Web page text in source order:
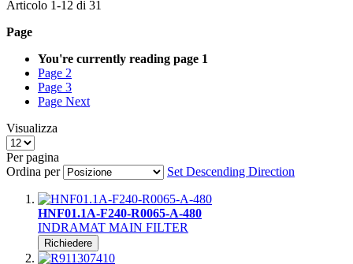
Articolo 1-12 di 31
Page
You're currently reading page 1
Page 2
Page 3
Page Next
Visualizza
Per pagina
Ordina per
Set Descending Direction
HNF01.1A-F240-R0065-A-480
INDRAMAT MAIN FILTER
Richiedere